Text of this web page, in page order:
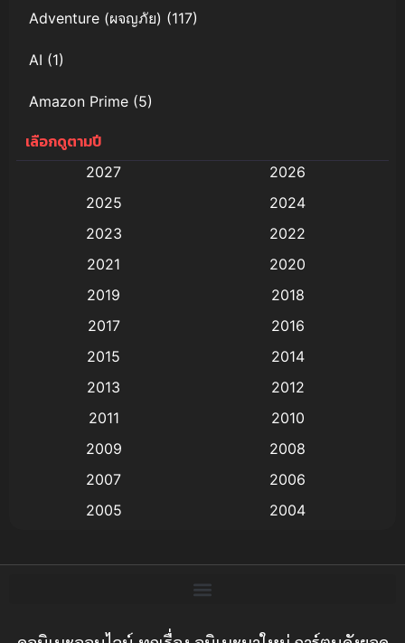
Adventure (ผจญภัย) (117)
AI (1)
Amazon Prime (5)
Anal (ประตูหลัง)
Animation การ์ตูน
Animation อนิเมะ
Animation แอนิเมชัน
(9)
Big tits (นมใหญ่)
Bitch (ผู้หญิงร่าน)
เลือกดูตามปี
2027
2026
2025
2024
2023
2022
2021
2020
2019
2018
2017
2016
2015
2014
2013
2012
2011
2010
2009
2008
2007
2006
2005
2004
1997
1996